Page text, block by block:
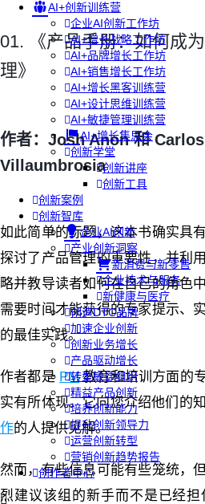
AI+创新训练营
企业AI创新工作坊
AI+增长战略工作坊
AI+品牌增长工作坊
AI+销售增长工作坊
AI+增长黑客训练营
AI+设计思维训练营
AI+敏捷管理训练营
AI+增长集思会
创新学堂
创新讲座
创新工具
创新案例
创新智库
企业AI创新
产业创新洞察
新消费与新零售
企业技术与服务
新健康与医疗
创造DTC品牌
加速企业创新
创新业务增长
产品驱动增长
转型敏捷组织
精益产品创新
培养创新能力
提升创新领导力
运营创新转型
营销创新趋势报告
创作者中心
01. 《产品手册：如何成
理》
作者：Josh Anon 和
Villaumbrosia
如此简单的标题，这本书确实具
探讨了产品管理的重要性，并利
略并教导读者如何在自己的角色
需要时间才能获得的专家提示、
的最佳实践。
作者都是 PM教育和培训方面的
实有所体现。它向您介绍他们的
作的人提供见解。
然而，有些信息可能有些笼统，
烈建议该组的新手而不是已经